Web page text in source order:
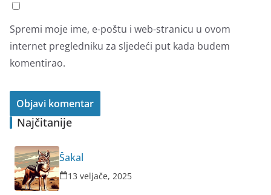
Spremi moje ime, e-poštu i web-stranicu u ovom
internet pregledniku za sljedeći put kada budem
komentirao.
Najčitanije
Šakal
13 veljače, 2025